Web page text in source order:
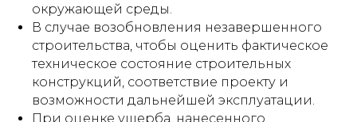
окружающей среды.
В случае возобновления незавершенного
строительства, чтобы оценить фактическое
техническое состояние строительных
конструкций, соответствие проекту и
возможности дальнейшей эксплуатации.
При оценке ущерба, нанесенного